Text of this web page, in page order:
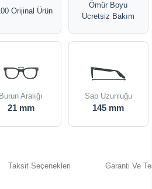
Orijinal Ürün
Ömür Boyu
Ücretsiz Bakım
Burun Aralığı
21 mm
Sap Uzunluğu
145 mm
Taksit Seçenekleri Garanti Ve